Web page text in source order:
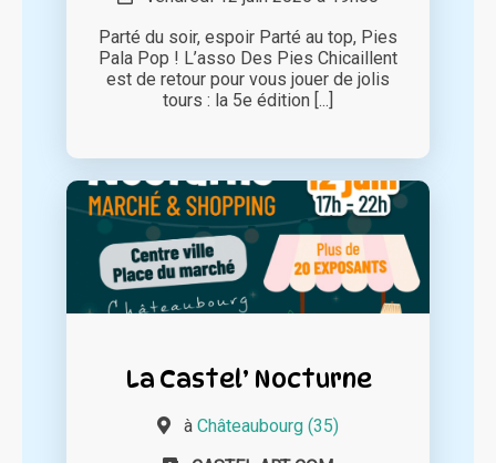
Parté du soir, espoir Parté au top, Pies
Pala Pop ! L’asso Des Pies Chicaillent
est de retour pour vous jouer de jolis
tours : la 5e édition [...]
La Castel’ Nocturne
à Châteaubourg (35)